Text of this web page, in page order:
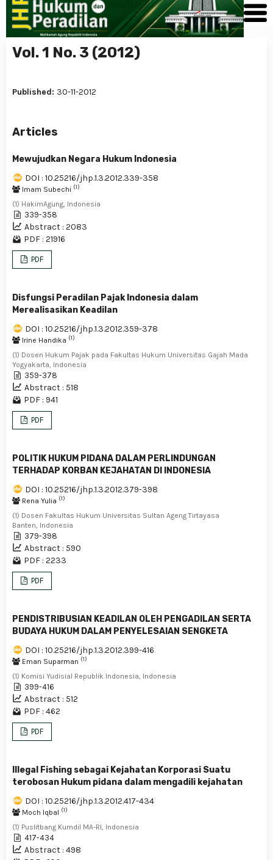
Vol. 1 No. 3 (2012)
Published: 30-11-2012
Articles
Mewujudkan Negara Hukum Indonesia
DOI : 10.25216/jhp.1.3.2012.339-358
Imam Subechi (1)
(1) HakimAgung, Indonesia
339-358
Abstract : 2083
PDF : 21916
PDF
Disfungsi Peradilan Pajak Indonesia dalam
Merealisasikan Keadilan
DOI : 10.25216/jhp.1.3.2012.359-378
Irine Handika (1)
(1) Dosen Hukum Pajak pada Fakultas Hukum Universitas Gajah Mada
Yogyakarta, Indonesia
359-378
Abstract : 518
PDF : 941
PDF
POLITIK HUKUM PIDANA DALAM PERLINDUNGAN
TERHADAP KORBAN KEJAHATAN DI INDONESIA
DOI : 10.25216/jhp.1.3.2012.379-398
Rena Yulia (1)
(1) Dosen Fakultas Hukum Universitas Sultan Ageng Tirtayasa
Banten, Indonesia
379-398
Abstract : 590
PDF : 2233
PDF
PENDISTRIBUSIAN KEADILAN OLEH PENGADILAN SERTA
BUDAYA HUKUM DALAM PENYELESAIAN SENGKETA
DOI : 10.25216/jhp.1.3.2012.399-416
Eman Suparman (1)
(1) Komisi Yudisial Republik Indonesia, Indonesia
399-416
Abstract : 512
PDF : 462
PDF
Illegal Fishing sebagai Kejahatan Korporasi Suatu
terobosan Hukum pidana dalam mengadili kejahatan
DOI : 10.25216/jhp.1.3.2012.417-434
Moch Iqbal (1)
(1) Puslitbang Kumdil MA-RI, Indonesia
417-434
Abstract : 498